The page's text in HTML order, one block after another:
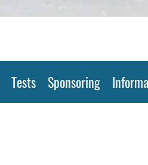
Tests Sponsoring